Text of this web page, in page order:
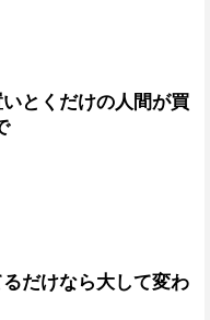
とくだけの人間が買
だけなら大して変わ